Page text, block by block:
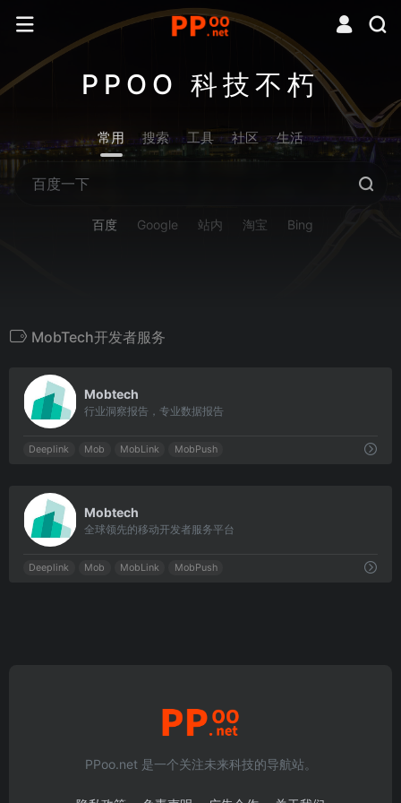
PPOO 科技不朽
常用 搜索 工具 社区 生活
百度 Google 站内 淘宝 Bing
MobTech开发者服务
Mobtech
行业洞察报告，专业数据报告
Deeplink Mob MobLink MobPush
Mobtech
全球领先的移动开发者服务平台
Deeplink Mob MobLink MobPush
PPoo.net 是一个关注未来科技的导航站。